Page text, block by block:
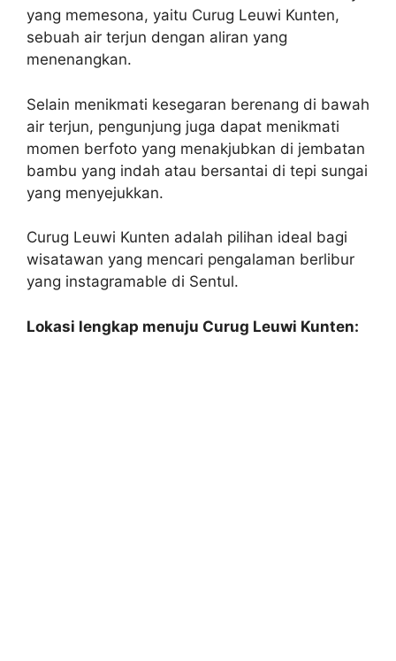
yang memesona, yaitu Curug Leuwi Kunten,
sebuah air terjun dengan aliran yang
menenangkan.
Selain menikmati kesegaran berenang di bawah
air terjun, pengunjung juga dapat menikmati
momen berfoto yang menakjubkan di jembatan
bambu yang indah atau bersantai di tepi sungai
yang menyejukkan.
Curug Leuwi Kunten adalah pilihan ideal bagi
wisatawan yang mencari pengalaman berlibur
yang instagramable di Sentul.
Lokasi lengkap menuju Curug Leuwi Kunten: